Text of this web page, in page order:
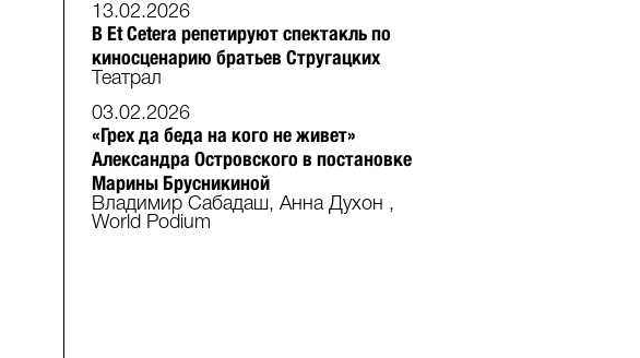
13.02.2026
В Et Cetera репетируют спектакль по
киносценарию братьев Стругацких
Театрал
03.02.2026
«Грех да беда на кого не живет»
Александра Островского в постановке
Марины Брусникиной
Владимир Сабадаш, Анна Духон ,
World Podium